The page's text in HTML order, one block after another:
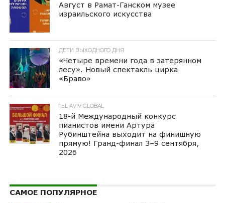
Август в Рамат-Ганском музее
израильского искусства
ДЕТИ ВЫХОДНОГО ДНЯ
«Четыре времени года в затерянном
лесу». Новый спектакль цирка
«Браво»
TEL AVIV GLOBAL
18-й Международный конкурс
пианистов имени Артура
Рубинштейна выходит на финишную
прямую! Гранд-финал 3–9 сентября,
2026
САМОЕ ПОПУЛЯРНОЕ